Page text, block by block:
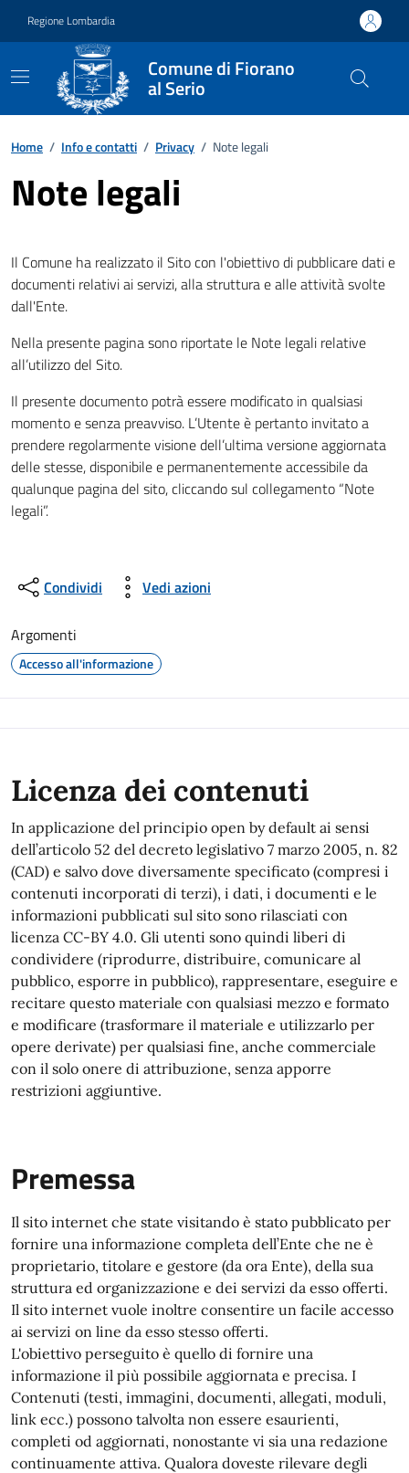
Regione Lombardia
Comune di Fiorano
al Serio
Home / Info e contatti / Privacy / Note legali
Note legali
Il Comune ha realizzato il Sito con l'obiettivo di pubblicare dati e
documenti relativi ai servizi, alla struttura e alle attività svolte
dall'Ente.
Nella presente pagina sono riportate le Note legali relative
all’utilizzo del Sito.
Il presente documento potrà essere modificato in qualsiasi
momento e senza preavviso. L’Utente è pertanto invitato a
prendere regolarmente visione dell’ultima versione aggiornata
delle stesse, disponibile e permanentemente accessibile da
qualunque pagina del sito, cliccando sul collegamento “Note
legali”.
Condividi Vedi azioni
Argomenti
Accesso all'informazione
Licenza dei contenuti
In applicazione del principio open by default ai sensi
dell’articolo 52 del decreto legislativo 7 marzo 2005, n. 82
(CAD) e salvo dove diversamente specificato (compresi i
contenuti incorporati di terzi), i dati, i documenti e le
informazioni pubblicati sul sito sono rilasciati con
licenza CC-BY 4.0. Gli utenti sono quindi liberi di
condividere (riprodurre, distribuire, comunicare al
pubblico, esporre in pubblico), rappresentare, eseguire e
recitare questo materiale con qualsiasi mezzo e formato
e modificare (trasformare il materiale e utilizzarlo per
opere derivate) per qualsiasi fine, anche commerciale
con il solo onere di attribuzione, senza apporre
restrizioni aggiuntive.
Premessa
Il sito internet che state visitando è stato pubblicato per
fornire una informazione completa dell’Ente che ne è
proprietario, titolare e gestore (da ora Ente), della sua
struttura ed organizzazione e dei servizi da esso offerti.
Il sito internet vuole inoltre consentire un facile accesso
ai servizi on line da esso stesso offerti.
L'obiettivo perseguito è quello di fornire una
informazione il più possibile aggiornata e precisa. I
Contenuti (testi, immagini, documenti, allegati, moduli,
link ecc.) possono talvolta non essere esaurienti,
completi od aggiornati, nonostante vi sia una redazione
continuamente attiva. Qualora doveste rilevare degli